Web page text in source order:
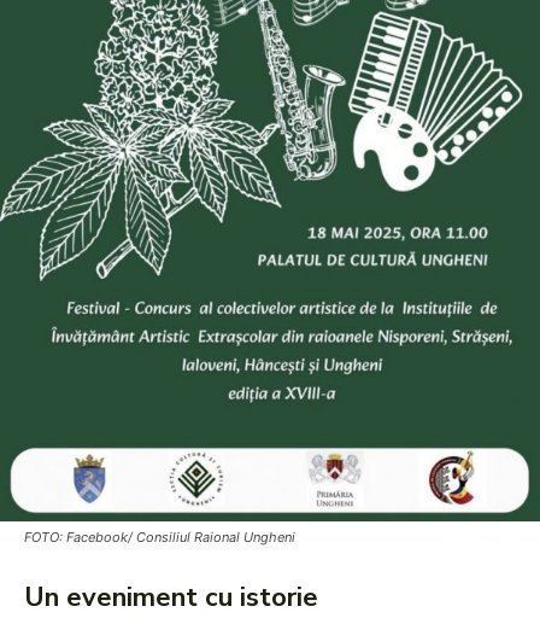
FOTO: Facebook/ Consiliul Raional Ungheni
Un eveniment cu istorie